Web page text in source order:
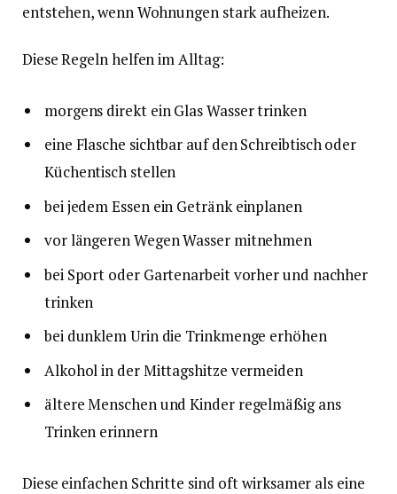
entstehen, wenn Wohnungen stark aufheizen.
Diese Regeln helfen im Alltag:
morgens direkt ein Glas Wasser trinken
eine Flasche sichtbar auf den Schreibtisch oder
Küchentisch stellen
bei jedem Essen ein Getränk einplanen
vor längeren Wegen Wasser mitnehmen
bei Sport oder Gartenarbeit vorher und nachher
trinken
bei dunklem Urin die Trinkmenge erhöhen
Alkohol in der Mittagshitze vermeiden
ältere Menschen und Kinder regelmäßig ans
Trinken erinnern
Diese einfachen Schritte sind oft wirksamer als eine